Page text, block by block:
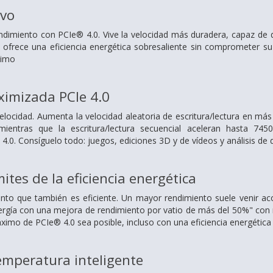
con PCIe® 4.0. Vive la velocidad más duradera, capaz
una eficiencia energética sobresaliente sin comprometer
PCIe 4.0
Aumenta la velocidad aleatoria de escritura/lectura en
que la escritura/lectura secuencial aceleran hasta
Consíguelo todo: juegos, ediciones 3D y de vídeos y análisis de
de la eficiencia energética
que también es eficiente. Un mayor rendimiento suele venir
con una mejora de rendimiento por vatio de más del 50%"
de PCIe® 4.0 sea posible, incluso con una eficiencia
inteligente